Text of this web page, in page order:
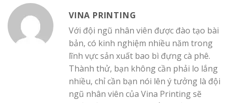
VINA PRINTING
Với đội ngũ nhân viên được đào tạo bài
bản, có kinh nghiệm nhiều năm trong
lĩnh vực sản xuất bao bì đựng cà phê.
Thành thử, bạn không cần phải lo lắng
nhiều, chỉ cần bạn nói lên ý tưởng là đội
ngũ nhân viên của Vina Printing sẽ